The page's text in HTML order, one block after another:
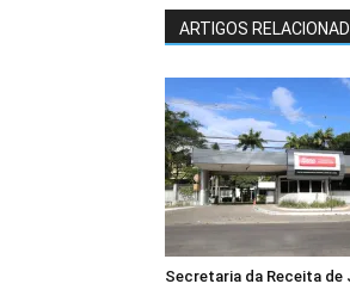
ARTIGOS
Secretaria da Receita de